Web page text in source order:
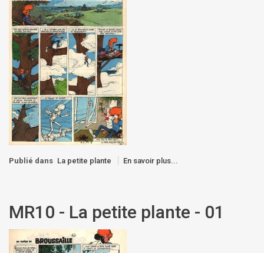
Publié dans La petite plante En savoir plus...
MR10 - La petite plante - 01